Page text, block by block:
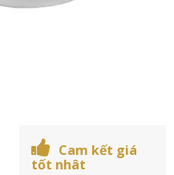
Cam kết giá
tốt nhât